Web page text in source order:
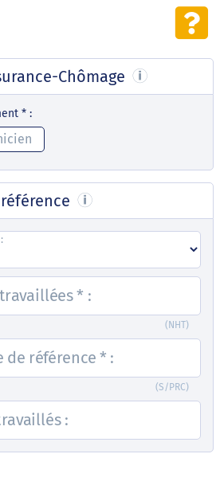
Chômage
* :
:
* :
(NHT)
de référence * :
(S/PRC)
: